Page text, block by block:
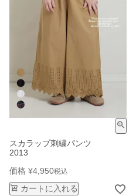
スカラップ刺繍パンツ
2013
価格 ¥4,950税込
カートに入れる